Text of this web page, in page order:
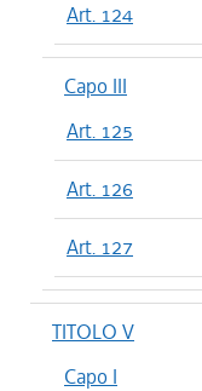
Art. 124
Capo III
Art. 125
Art. 126
Art. 127
TITOLO V
Capo I